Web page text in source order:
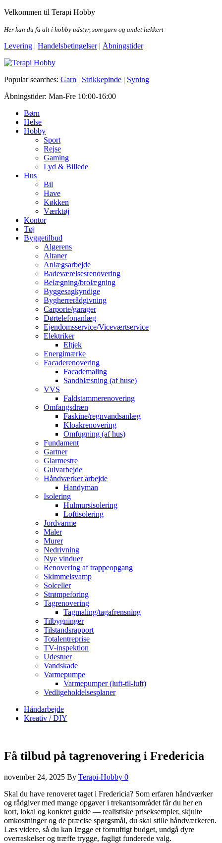
Skip
the
Velkommen til Terapi Hobby
Her kan du få alt i hobby udstyr, som garn og andet lækkert
Levering | Handelsbetingelser| Åbningstider
Terapi Hobby
Popular searches: Garn | Strikkepinde | Syning
Åbningstider: Man-Fre 10:00-16:00
Børn
Helse
Hobby
Sport
Rejse
Gaming
Lyd & Billede
Hus
Bil
Have
Køkken
Værktøj
Kontor
Tøj
Byggetilbud
Algerens
Altaner
Anlægsarbejde
Badeværelsesrenovering
Belægning/brolægning
Byggesagkyndige
Bygherrerådgivning
Carporte/garager
Dørtelefonanlæg
Ejendomsservice/Viceværtservice
Elektriker
Eltjek
Energimærke
Facaderenovering
Facademaling
Sandblæsning (af huse)
VVS
Faldstammerenovering
Omfangsdræn
Faskine/regnvandsanlæg
Kloakrenovering
Omfugning (af hus)
Fundament
Gartner
Glarmestre
Gulvarbejde
Håndværker arbejde
Handyman
Isolering
Hulmursisolering
Loftisolering
Jordvarme
Maler
Murer
Nedrivning
Nye vinduer
Renovering af trappeopgang
Skimmelsvamp
Solceller
Strømpeforing
Tagrenovering
Tagmaling/tagafrensning
Tilbygninger
Tilstandsrapport
Totalentreprise
TV-inspektion
Udestuer
Vandskade
Varmepumpe
Varmepumper (luft-til-luft)
Vedligeholdelsesplaner
Håndarbejde
Kreativ / DIY
Få tilbud på tagrenovering i Fredericia
november 24, 2025 By Terapi-Hobby 0
Skal du have renoveret taget i Fredericia? Som erfaren håndværker
og rådgiver med mange opgaver i trekantsområdet får du her en
kort, lokal og konkret guide — realistiske priseksempler, skjulte
omkostninger og de præcise spørgsmål, du skal stille håndværkeren.
Læs videre, så du kan lægge et fornuftigt budget, undgå dyre
overraskelser og træffe trygge, fagligt funderede valg.